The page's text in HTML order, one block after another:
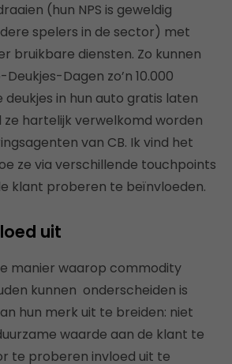
(hun NPS is geweldig
spelers in de sector) met
bruikbare diensten. Zo kunnen
Dagen zo’n 10.000
deukjes in hun auto gratis laten
hartelijk verwelkomd worden
van CB. Ik vind het
ze via verschillende touchpoints
klant proberen te beïnvloeden.
uit
manier waarop commodity
kunnen onderscheiden is
hun merk uit te breiden: niet
waarde aan de klant te
te proberen invloed uit te